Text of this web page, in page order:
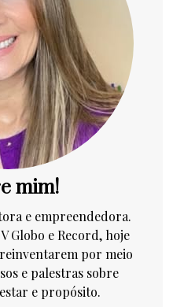
mim!
e empreendedora.
Globo e Record, hoje
por meio
e palestras sobre
e propósito.